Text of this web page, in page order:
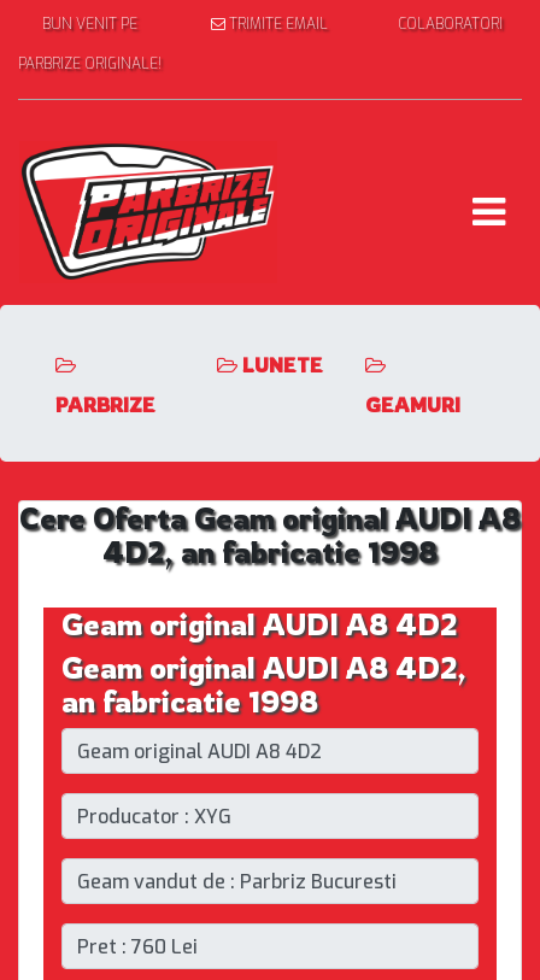
BUN VENIT PE
PARBRIZE ORIGINALE!
TRIMITE EMAIL COLABORATORI
PARBRIZE
LUNETE
GEAMURI
Cere Oferta Geam original AUDI A8
4D2, an fabricatie 1998
Geam original AUDI A8 4D2
Geam original AUDI A8 4D2,
an fabricatie 1998